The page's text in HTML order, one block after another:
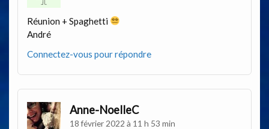
Réunion + Spaghetti
André
Connectez-vous pour répondre
Anne-NoelleC
18 février 2022 à 11 h 53 min